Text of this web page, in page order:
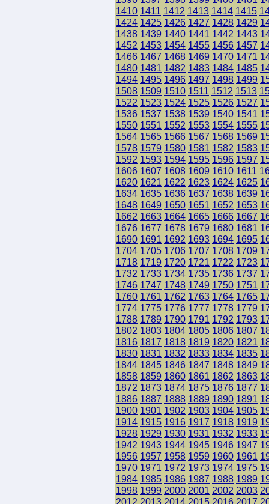
1410 1411 1412 1413 1414 1415
1424 1425 1426 1427 1428 1429
1438 1439 1440 1441 1442 1443
1452 1453 1454 1455 1456 1457
1466 1467 1468 1469 1470 1471
1480 1481 1482 1483 1484 1485
1494 1495 1496 1497 1498 1499
1508 1509 1510 1511 1512 1513
1522 1523 1524 1525 1526 1527
1536 1537 1538 1539 1540 1541
1550 1551 1552 1553 1554 1555
1564 1565 1566 1567 1568 1569
1578 1579 1580 1581 1582 1583
1592 1593 1594 1595 1596 1597
1606 1607 1608 1609 1610 1611
1620 1621 1622 1623 1624 1625
1634 1635 1636 1637 1638 1639
1648 1649 1650 1651 1652 1653
1662 1663 1664 1665 1666 1667
1676 1677 1678 1679 1680 1681
1690 1691 1692 1693 1694 1695
1704 1705 1706 1707 1708 1709
1718 1719 1720 1721 1722 1723
1732 1733 1734 1735 1736 1737
1746 1747 1748 1749 1750 1751
1760 1761 1762 1763 1764 1765
1774 1775 1776 1777 1778 1779
1788 1789 1790 1791 1792 1793
1802 1803 1804 1805 1806 1807
1816 1817 1818 1819 1820 1821
1830 1831 1832 1833 1834 1835
1844 1845 1846 1847 1848 1849
1858 1859 1860 1861 1862 1863
1872 1873 1874 1875 1876 1877
1886 1887 1888 1889 1890 1891
1900 1901 1902 1903 1904 1905
1914 1915 1916 1917 1918 1919
1928 1929 1930 1931 1932 1933
1942 1943 1944 1945 1946 1947
1956 1957 1958 1959 1960 1961
1970 1971 1972 1973 1974 1975
1984 1985 1986 1987 1988 1989
1998 1999 2000 2001 2002 2003
2012 2013 2014 2015 2016 2017